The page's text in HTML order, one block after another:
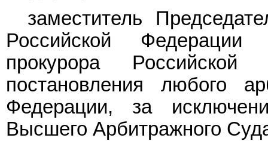
заместитель
Российской Федерации
прокурора
постановления любого
Федерации, за
Высшего Арбитражного